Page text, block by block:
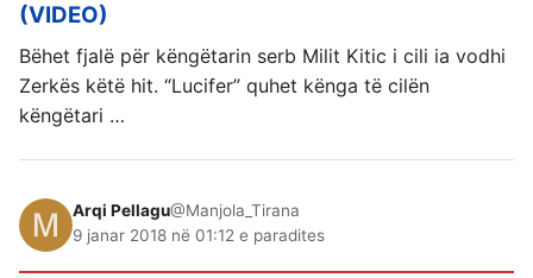
(VIDEO)
Bëhet fjalë për këngëtarin serb Milit Kitic i cili ia vodhi
Zerkës këtë hit. “Lucifer” quhet kënga të cilën
këngëtari …
Arqi Pellagu@Manjola_Tirana
9 janar 2018 në 01:12 e paradites